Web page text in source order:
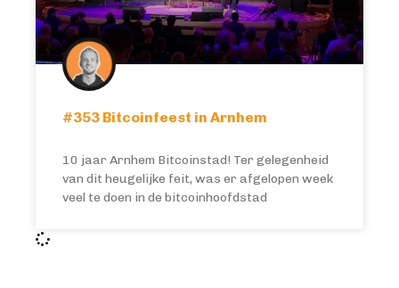
#353 Bitcoinfeest in Arnhem
10 jaar Arnhem Bitcoinstad! Ter gelegenheid
van dit heugelijke feit, was er afgelopen week
veel te doen in de bitcoinhoofdstad